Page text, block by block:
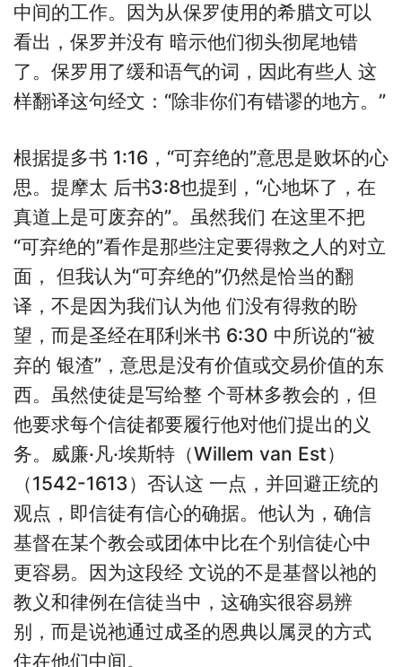
中间的工作。因为从保罗使用的希腊文可以
看出，保罗并没有 暗示他们彻头彻尾地错
了。保罗用了缓和语气的词，因此有些人 这
样翻译这句经文：“除非你们有错谬的地方。”
根据提多书 1:16，“可弃绝的”意思是败坏的心
思。提摩太 后书3:8也提到，“心地坏了，在
真道上是可废弃的”。虽然我们 在这里不把
“可弃绝的”看作是那些注定要得救之人的对立
面， 但我认为“可弃绝的”仍然是恰当的翻
译，不是因为我们认为他 们没有得救的盼
望，而是圣经在耶利米书 6:30 中所说的“被
弃的 银渣”，意思是没有价值或交易价值的东
西。虽然使徒是写给整 个哥林多教会的，但
他要求每个信徒都要履行他对他们提出的义
务。威廉·凡·埃斯特（Willem van Est）
（1542-1613）否认这 一点，并回避正统的
观点，即信徒有信心的确据。他认为，确信
基督在某个教会或团体中比在个别信徒心中
更容易。因为这段经 文说的不是基督以祂的
教义和律例在信徒当中，这确实很容易辨
别，而是说祂通过成圣的恩典以属灵的方式
住在他们中间。